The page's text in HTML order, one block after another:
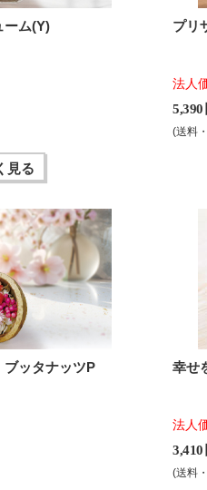
ーム(Y)
見る
プリ
法人
5,390
(送料
ッタナッツP 幸せ
法人
3,410
(送料